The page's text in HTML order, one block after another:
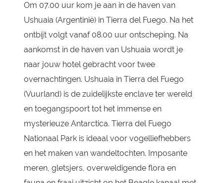
Om 07.00 uur kom je aan in de haven van
Ushuaia (Argentinië) in Tierra del Fuego. Na het
ontbijt volgt vanaf 08.00 uur ontscheping. Na
aankomst in de haven van Ushuaia wordt je
naar jouw hotel gebracht voor twee
overnachtingen. Ushuaia in Tierra del Fuego
(Vuurland) is de zuidelijkste enclave ter wereld
en toegangspoort tot het immense en
mysterieuze Antarctica. Tierra del Fuego
Nationaal Park is ideaal voor vogelliefhebbers
en het maken van wandeltochten. Imposante
meren, gletsjers, overweldigende flora en